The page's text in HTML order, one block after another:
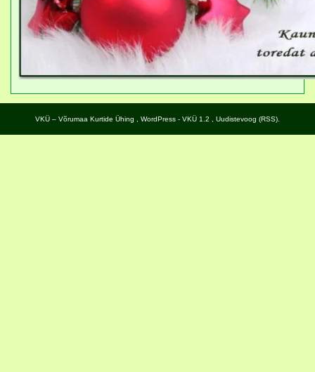
VKÜ – Võrumaa Kurtide Ühing WordPress - VKÜ 1.2 , Uudistevoog (RSS)